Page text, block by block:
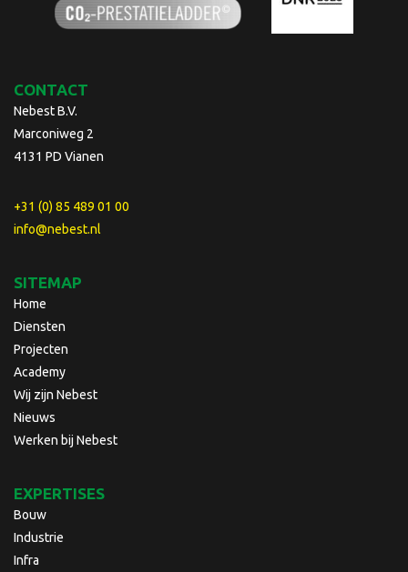
CONTACT
Nebest B.V.
Marconiweg 2
4131 PD Vianen
+31 (0) 85 489 01 00
info@nebest.nl
SITEMAP
Home
Diensten
Projecten
Academy
Wij zijn Nebest
Nieuws
Werken bij Nebest
EXPERTISES
Bouw
Industrie
Infra